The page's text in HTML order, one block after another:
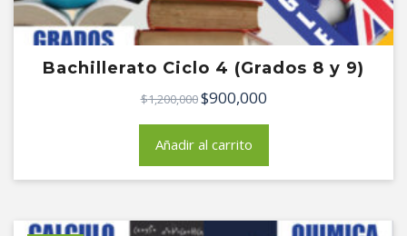
Bachillerato Ciclo 4 (Grados 8 y 9)
$1,200,000El
original
era:
$900,000El
es:
Añadir al carrito